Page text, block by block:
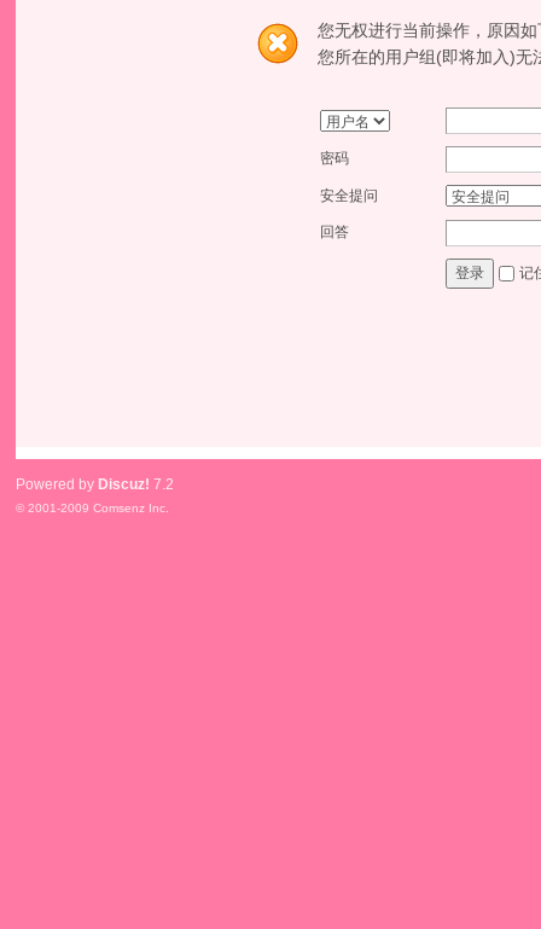
您无权进行当前操作，原因如
您所在的用户组(即将加入)无
密码
安全提问
回答
登录 记
Powered by Discuz! 7.2
© 2001-2009 Comsenz Inc.